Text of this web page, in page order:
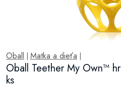
Oball Matka a dieťa
Oball Teether My Own™
ks